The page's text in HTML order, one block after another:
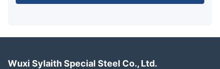
Wuxi Sylaith Special Steel Co., Ltd.